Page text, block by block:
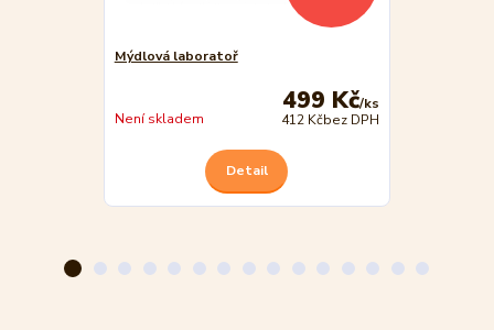
Mýdlová laboratoř
499 Kč/ks
412 Kčbez DPH
Není skladem
Detail